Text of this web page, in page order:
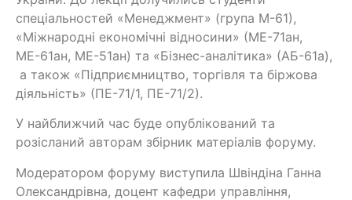
спеціальностей «Менеджмент» (група М-61),
«Міжнародні економічні відносини» (МЕ-71ан,
МЕ-61ан, МЕ-51ан) та «Бізнес-аналітика» (АБ-61а),
а також «Підприємництво, торгівля та біржова
діяльність» (ПЕ-71/1, ПЕ-71/2).
У найближчий час буде опублікований та
розісланий авторам збірник матеріалів форуму.
Модератором форуму виступила Швіндіна Ганна
Олександрівна, доцент кафедри управління,